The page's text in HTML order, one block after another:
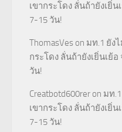
เขากระโดง ลั่นถ้ายังเยิ่
7-15 วัน!
ThomasVes on มท.1 ยัง
กระโดง ลั่นถ้ายังเยิ่นเย้
วัน!
Creatbotd600rer on มท
เขากระโดง ลั่นถ้ายังเยิ่
7-15 วัน!